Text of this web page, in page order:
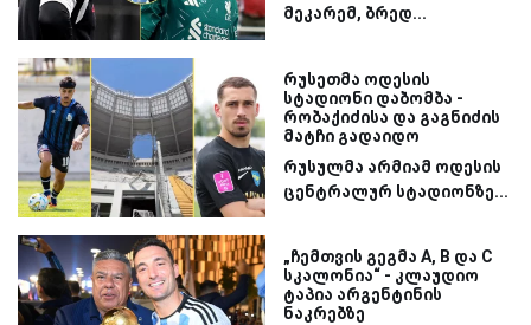
მეკარემ, ბრედ...
რუსეთმა ოდესის
სტადიონი დაბომბა -
რობაქიძისა და გაგნიძის
მატჩი გადაიდო
რუსულმა არმიამ ოდესის
ცენტრალურ სტადიონზე...
„ჩემთვის გეგმა A, B და C
სკალონია“ - კლაუდიო
ტაპია არგენტინის
ნაკრებზე